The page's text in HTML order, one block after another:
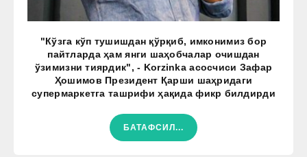
"Кўзга кўп тушишдан қўрқиб, имконимиз бор
пайтларда ҳам янги шаҳобчалар очишдан
ўзимизни тиярдик", - Korzinka асосчиси Зафар
Ҳошимов Президент Қарши шаҳридаги
супермаркетга ташрифи ҳақида фикр билдирди
БАТАФСИЛ...